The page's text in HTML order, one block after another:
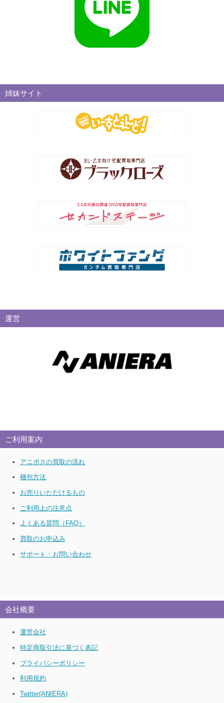
姉妹サイト
運営
ご利用案内
アニポスの買取の流れ
梱包方法
お売りいただけるもの
ご利用上の注意点
よくある質問（FAQ）
買取のお申込み
サポート・お問い合わせ
会社概要
運営会社
特定商取引法に基づく表記
プライバシーポリシー
利用規約
Twitter(ANIERA)